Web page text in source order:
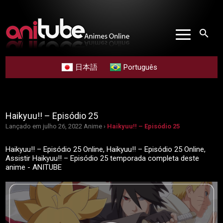
search
日本語 Português
Haikyuu!! – Episódio 25
Lançado em julho 26, 2022 Anime › Haikyuu!! – Episódio 25
Haikyuu!! – Episódio 25 Online, Haikyuu!! – Episódio 25 Online,
Assistir Haikyuu!! – Episódio 25 temporada completa deste
anime - ANITUBE